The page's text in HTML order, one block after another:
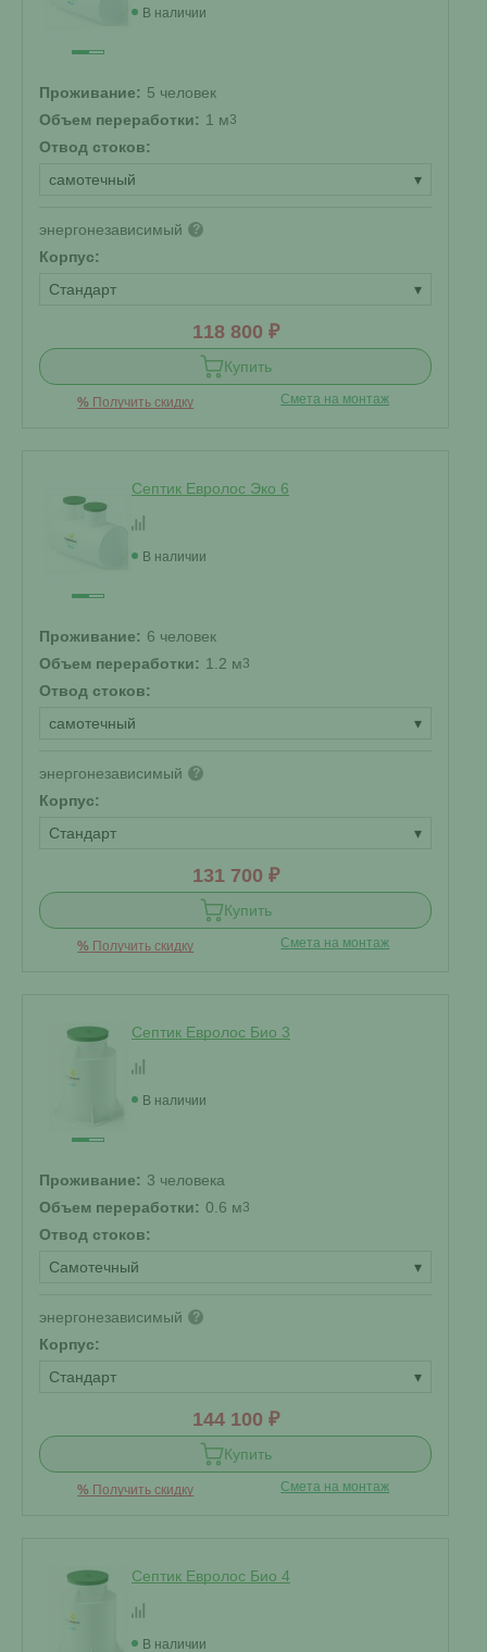
В наличии
Проживание: 5 человек
Объем переработки: 1 м3
Отвод стоков:
самотечный
▾
энергонезависимый ?
Корпус:
Стандарт
▾
118 800 ₽
Купить
% Получить скидку Смета на монтаж
Септик Евролос Эко 6
В наличии
Проживание: 6 человек
Объем переработки: 1.2 м3
Отвод стоков:
самотечный
▾
энергонезависимый ?
Корпус:
Стандарт
▾
131 700 ₽
Купить
% Получить скидку Смета на монтаж
Септик Евролос Био 3
В наличии
Проживание: 3 человека
Объем переработки: 0.6 м3
Отвод стоков:
Самотечный
▾
энергонезависимый ?
Корпус:
Стандарт
▾
144 100 ₽
Купить
% Получить скидку Смета на монтаж
Септик Евролос Био 4
В наличии